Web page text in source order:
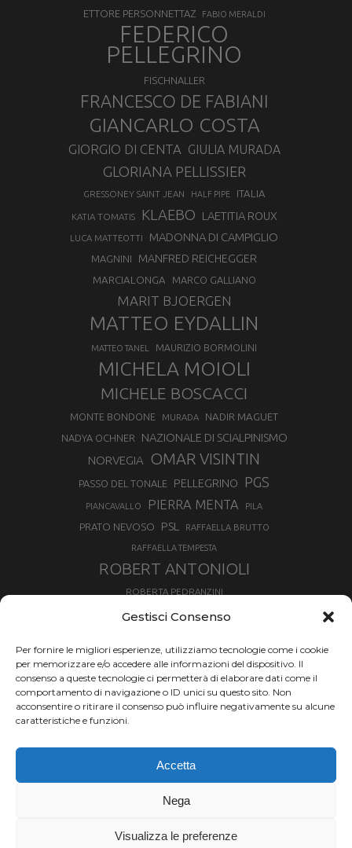
Gestisci Consenso
Per fornire le migliori esperienze, utilizziamo tecnologie come i cookie
per memorizzare e/o accedere alle informazioni del dispositivo. Il
consenso a queste tecnologie ci permetterà di elaborare dati come il
comportamento di navigazione o ID unici su questo sito. Non
acconsentire o ritirare il consenso può influire negativamente su alcune
caratteristiche e funzioni.
Accetta
Nega
Visualizza le preferenze
ETTORE PERSONNETTAZ FABIO MERALDI
FEDERICO
PELLEGRINO
FISCHNALLER
FRANCESCO DE FABIANI
GIANCARLO COSTA
GIORGIO DI CENTA GIULIA MURADA
GLORIANA PELLISSIER
GRESSONEY SAINT JEAN HALF PIPE ITALIA
KATIA TOMATIS KLAEBO LAETITIA ROUX
LUCA MATTEOTTI MADONNA DI CAMPIGLIO
MAGNINI MANFRED REICHEGGER
MARCIALONGA MARCO GALLIANO
MARIT BJOERGEN
MATTEO EYDALLIN
MATTEO TANEL MAURIZIO BORMOLINI
MICHELA MOIOLI
MICHELE BOSCACCI
MONTE BONDONE MURADA NADIR MAGUET
NADYA OCHNER
NAZIONALE DI SCIALPINISMO
NORVEGIA
OMAR VISINTIN
PASSO DEL TONALE PELLEGRINO PGS
PIANCAVALLO PIERRA MENTA PILA
PRATO NEVOSO PSL RAFFAELLA BRUTTO
RAFFAELLA TEMPESTA
ROBERT ANTONIOLI
ROBERTA PEDRANZINI
ROLAND FISCHNALLER
SIMONE DEROMEDIS SKIALPDEIPARCHI SKICROSS
SLOPESTYLE SNOWBOARD
SNOWBOARDCROSS SPRINT
THERESE JOHAUG
TRANSCAVALLO TROFEO MEZZALAMA
VAL DI FIEMME
Chi siamo | Termini d'uso | Privacy |